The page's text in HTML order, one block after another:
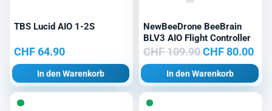
TBS Lucid AIO 1-2S
CHF64.90
In den Warenkorb
NewBeeDrone BeeBrain
BLV3 AIO Flight Controller
CHF109.90
Preis
war:
CHF 109.90
CHF80.00
ist:
In den Warenkorb